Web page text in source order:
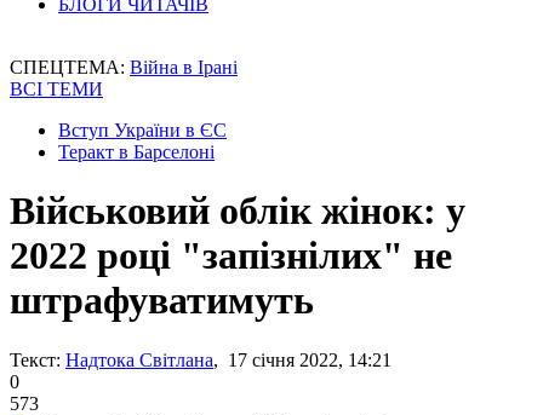
БЛОГИ ЧИТАЧІВ
СПЕЦТЕМА: Війна в Ірані
ВСІ ТЕМИ
Вступ України в ЄС
Теракт в Барселоні
Військовий облік жінок: у
2022 році "запізнілих" не
штрафуватимуть
Текст: Надтока Світлана, 17 січня 2022, 14:21
0
573